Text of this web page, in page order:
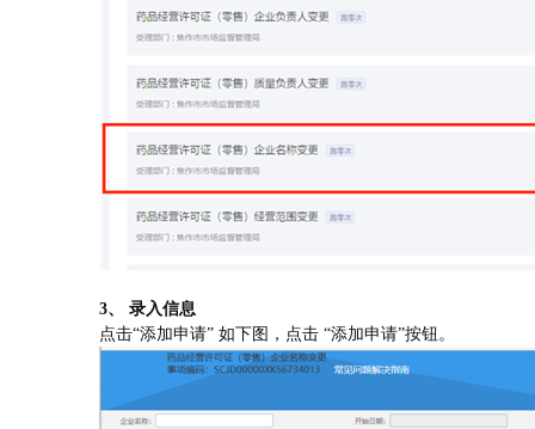
3、 录入信息
点击“添加申请” 如下图，点击 “添加申请”按钮。